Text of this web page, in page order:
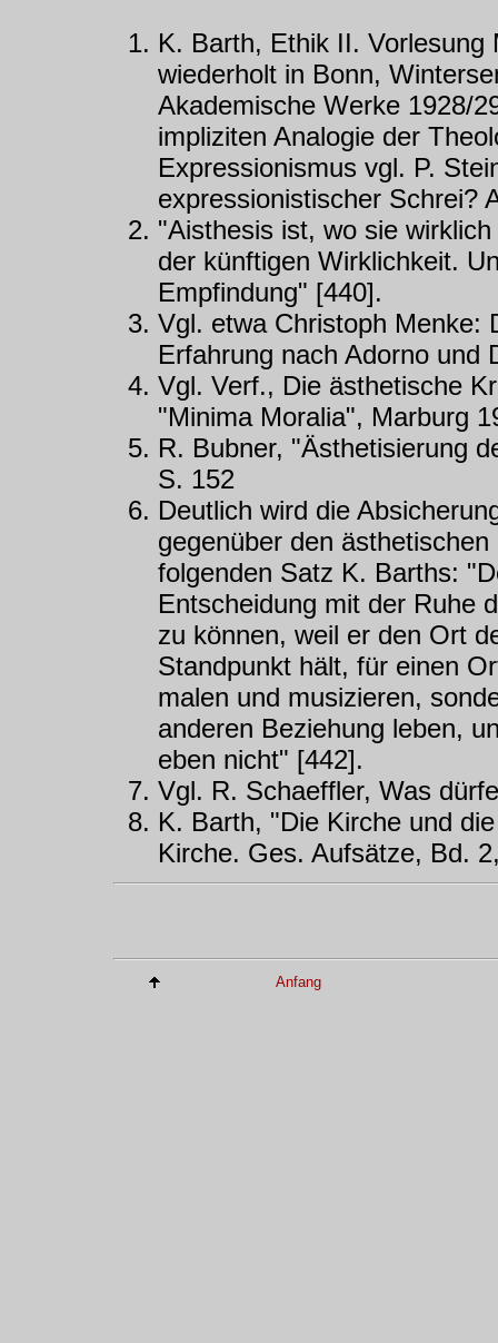
K. Barth, Ethik II.
wiederholt in Bonn,
Akademische Werke 1928/
impliziten Analogie der
Expressionismus vgl. P.
expressionistischer Schrei?
"Aisthesis ist, wo sie
der künftigen Wirklichkeit.
Empfindung" [440].
Vgl. etwa Christoph Menke:
Erfahrung nach Adorno und
Vgl. Verf., Die ästhetische
"Minima Moralia", Marburg
R. Bubner, "Ästhetisierung
S. 152
Deutlich wird die
gegenüber den
folgenden Satz K. Barths:
Entscheidung mit der Ruhe
zu können, weil er den Ort
Standpunkt hält, für einen
malen und musizieren,
anderen Beziehung leben,
eben nicht" [442].
Vgl. R. Schaeffler, Was
K. Barth, "Die Kirche und
Kirche. Ges. Aufsätze, Bd.
Anfang